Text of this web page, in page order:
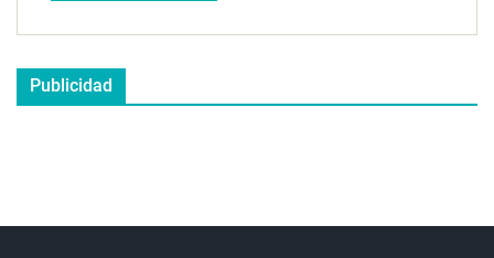
Publicidad